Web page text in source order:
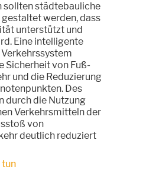
sollten städtebauliche
werden, dass
unterstützt und
Eine intelligente
Sicherheit von Fuß-
und die Reduzierung
Des
durch die Nutzung
Verkehrsmitteln der
von
deutlich reduziert
tun